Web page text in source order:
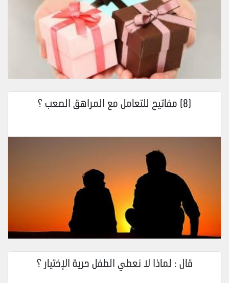
(8) مفاتيح للتعامل مع المراهق الصعب ؟
قال : لماذا لا نعطي الطفل حرية الإختيار ؟